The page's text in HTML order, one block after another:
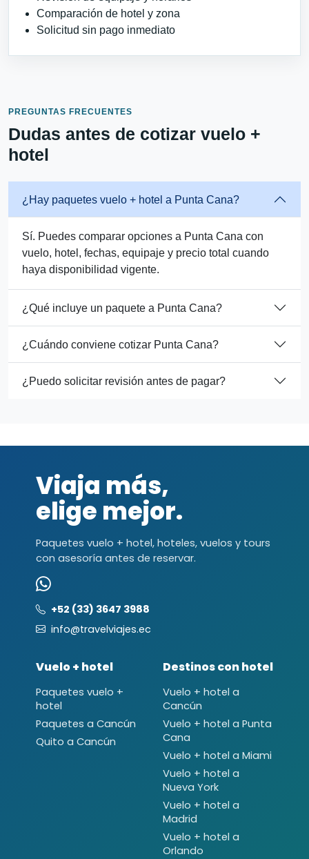
Comparación de hotel y zona
Solicitud sin pago inmediato
PREGUNTAS FRECUENTES
Dudas antes de cotizar vuelo +
hotel
¿Hay paquetes vuelo + hotel a Punta Cana?
Sí. Puedes comparar opciones a Punta Cana con
vuelo, hotel, fechas, equipaje y precio total cuando
haya disponibilidad vigente.
¿Qué incluye un paquete a Punta Cana?
¿Cuándo conviene cotizar Punta Cana?
¿Puedo solicitar revisión antes de pagar?
Viaja más,
elige mejor.
Paquetes vuelo + hotel, hoteles, vuelos y tours
con asesoría antes de reservar.
+52 (33) 3647 3988
info@travelviajes.ec
Vuelo + hotel
Paquetes vuelo +
hotel
Paquetes a Cancún
Quito a Cancún
Destinos con hotel
Vuelo + hotel a
Cancún
Vuelo + hotel a Punta
Cana
Vuelo + hotel a Miami
Vuelo + hotel a
Nueva York
Vuelo + hotel a
Madrid
Vuelo + hotel a
Orlando